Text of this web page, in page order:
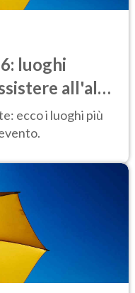
luoghi
all'alba
ecco i luoghi più